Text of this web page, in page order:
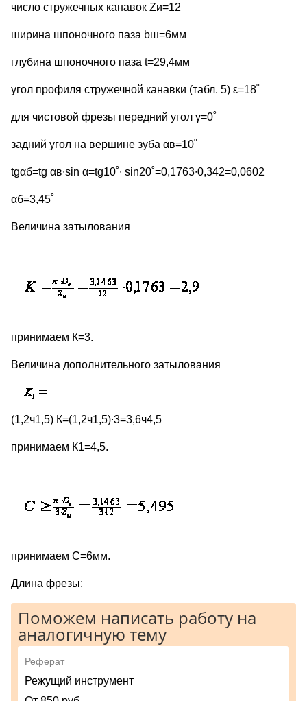
число стружечных канавок Zи=12
ширина шпоночного паза bш=6мм
глубина шпоночного паза t=29,4мм
угол профиля стружечной канавки (табл. 5) ε=18˚
для чистовой фрезы передний угол γ=0˚
задний угол на вершине зуба αв=10˚
tgαб=tg αв∙sin α=tg10˚∙ sin20˚=0,1763∙0,342=0,0602
αб=3,45˚
Величина затылования
принимаем К=3.
Величина дополнительного затылования
(1,2ч1,5) К=(1,2ч1,5)∙3=3,6ч4,5
принимаем К1=4,5.
принимаем С=6мм.
Длина фрезы:
Поможем написать работу на
аналогичную тему
Реферат
Режущий инструмент